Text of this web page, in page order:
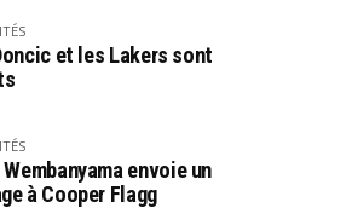
et les Lakers sont
envoie un
à Cooper Flagg